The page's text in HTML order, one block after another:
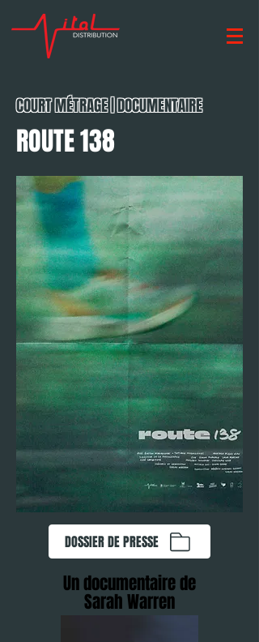
COURT MÉTRAGE | DOCUMENTAIRE
ROUTE 138
DOSSIER DE PRESSE
Un documentaire de
Sarah Warren